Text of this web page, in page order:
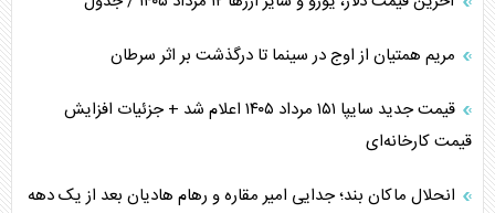
مریم همتیان از اوج در سینما تا درگذشت بر اثر سرطان
قیمت جدید سایپا ۱۵۱ مرداد ۱۴۰۵ اعلام شد + جزئیات افزایش
قیمت کارخانه‌ای
انحلال ماکان بند؛ جدایی امیر مقاره و رهام هادیان بعد از یک دهه